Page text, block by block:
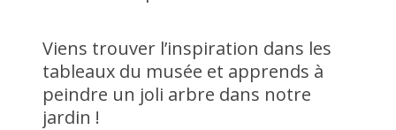
Viens trouver l’inspiration dans les
tableaux du musée et apprends à
peindre un joli arbre dans notre
jardin !